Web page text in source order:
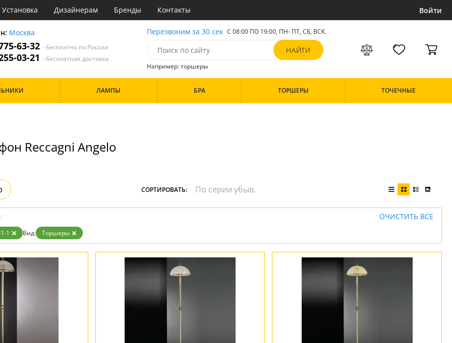
Установка Дизайнерам Бренды Контакты Войти
Москва
63-32- бесплатно по России
03-21- бесплатная доставка
Перезвоним за 30 сек С 08:00 ПО 19:00, ПН- ПТ, СБ, ВСК.
Например: торшеры
Дизайн/Форма
ЛАМПЫ БРА ТОРШЕРЫ ТОЧЕЧНЫЕ
Reccagni Angelo
СОРТИРОВАТЬ:
ОЧИСТИТЬ ВСЕ
1-1 Вид: Торшеры